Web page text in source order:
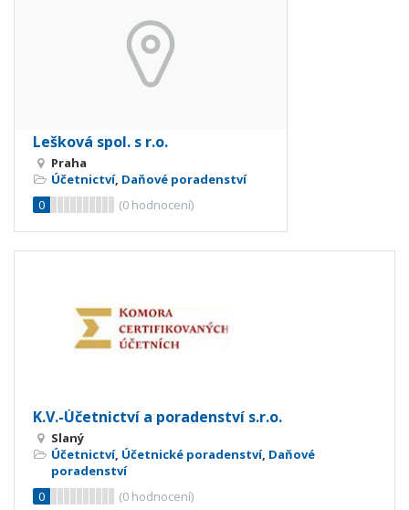
Lešková spol. s r.o.
Praha
Účetnictví, Daňové poradenství
0
(0 hodnocení)
K.V.-Účetnictví a poradenství s.r.o.
Slaný
Účetnictví, Účetnické poradenství, Daňové
poradenství
0
(0 hodnocení)